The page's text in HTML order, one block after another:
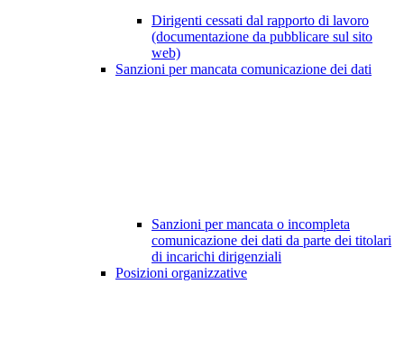
Dirigenti cessati dal rapporto di lavoro
(documentazione da pubblicare sul sito
web)
Sanzioni per mancata comunicazione dei dati
Sanzioni per mancata o incompleta
comunicazione dei dati da parte dei titolari
di incarichi dirigenziali
Posizioni organizzative